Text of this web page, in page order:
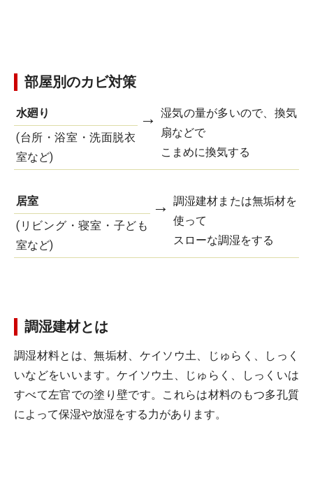
部屋別のカビ対策
水廻り → 湿気の量が多いので、換気
扇などで
こまめに換気する
(台所・浴室・洗面脱衣
室など)
居室 → 調湿建材または無垢材を
使って
スローな調湿をする
(リビング・寝室・子ども
室など)
調湿建材とは
調湿材料とは、無垢材、ケイソウ土、じゅらく、しっく
いなどをいいます。ケイソウ土、じゅらく、しっくいは
すべて左官での塗り壁です。これらは材料のもつ多孔質
によって保湿や放湿をする力があります。